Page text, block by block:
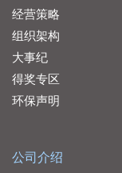
经营策略
组织架构
大事纪
得奖专区
环保声明
公司介绍